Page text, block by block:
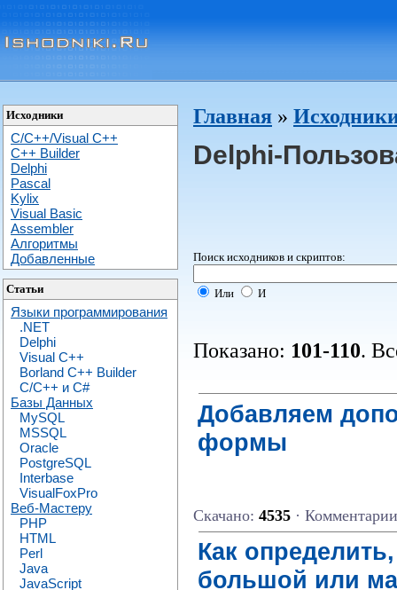
Исходники
C/C++/Visual C++
С++ Builder
Delphi
Pascal
Kylix
Visual Basic
Assembler
Алгоритмы
Добавленные
Статьи
Языки программирования
.NET
Delphi
Visual C++
Borland C++ Builder
C/С++ и C#
Базы Данных
MySQL
MSSQL
Oracle
PostgreSQL
Interbase
VisualFoxPro
Веб-Мастеру
PHP
HTML
Perl
Java
JavaScript
Главная »
Delphi-
Поиск исходников и скриптов:
Или И
Показано: 101-110.
Добавляем
формы
Скачано: 4535 ·
Как
большой или